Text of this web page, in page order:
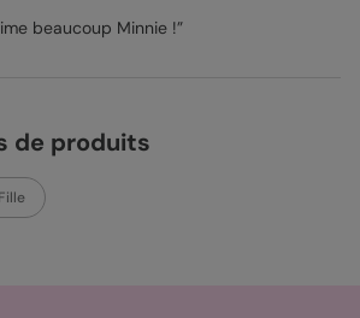
beaucoup Minnie !”
de produits